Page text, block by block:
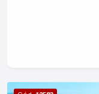
mão da
no Recanto
sistema de
ampliação da